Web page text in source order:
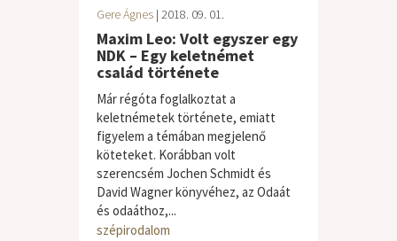
Gere Ágnes | 2018. 09. 01.
Maxim Leo: Volt egyszer egy
NDK – Egy keletnémet
család története
Már régóta foglalkoztat a
keletnémetek története, emiatt
figyelem a témában megjelenő
köteteket. Korábban volt
szerencsém Jochen Schmidt és
David Wagner könyvéhez, az Odaát
és odaáthoz,...
szépirodalom